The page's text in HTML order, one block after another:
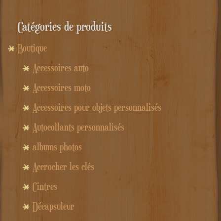
Catégories de produits
Boutique
Accessoires auto
Accessoires moto
Accessoires pour objets personnalisés
Autocollants personnalisés
albums photos
Accrocher les clés
Cintres
Décapsuleur